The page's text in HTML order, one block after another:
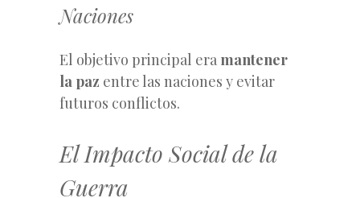
Naciones
El objetivo principal era mantener
la paz entre las naciones y evitar
futuros conflictos.
El Impacto Social de la
Guerra